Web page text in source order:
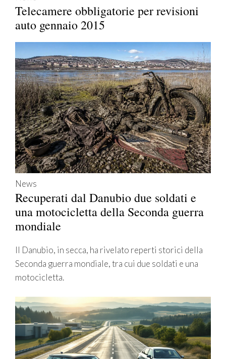
Telecamere obbligatorie per revisioni
auto gennaio 2015
News
Recuperati dal Danubio due soldati e
una motocicletta della Seconda guerra
mondiale
Il Danubio, in secca, ha rivelato reperti storici della
Seconda guerra mondiale, tra cui due soldati e una
motocicletta.